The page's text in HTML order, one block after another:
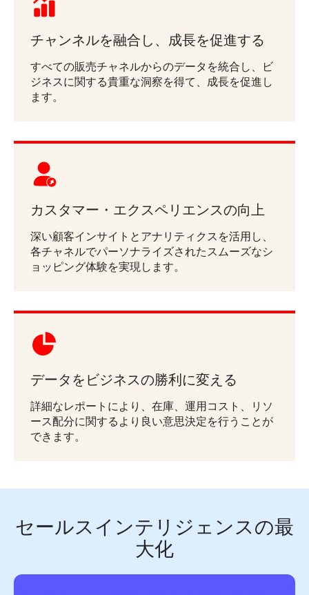
チャンネルを融合し、成長を促進する
すべての販売チャネルからのデータを統合し、ビ
ジネスに関する貴重な洞察を得て、成長を促進し
ます。
カスタマー・エクスペリエンスの向上
深い顧客インサイトとアナリティクスを活用し、
各チャネルでパーソナライズされたスムーズなシ
ョッピング体験を実現します。
データをビジネスの勝利に変える
詳細なレポートにより、在庫、運用コスト、リソ
ース配分に関するより良い意思決定を行うことが
できます。
セールスインテリジェンスの最
大化